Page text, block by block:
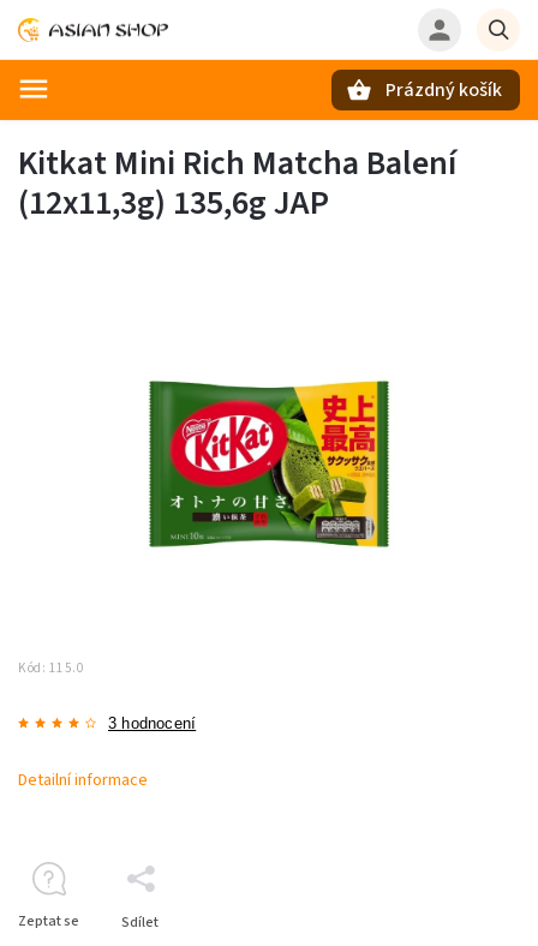
Prázdný košík
Kitkat Mini Rich Matcha Balení
(12x11,3g) 135,6g JAP
Kód: 115.0
3 hodnocení
Detailní informace
Zeptat se Sdílet